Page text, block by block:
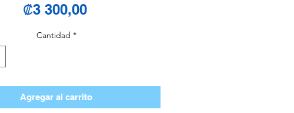
₡3 300,00Precio
Cantidad *
Agregar al carrito